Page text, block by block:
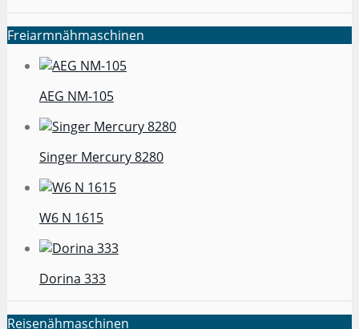
Freiarmnähmaschinen
AEG NM-105
Singer Mercury 8280
W6 N 1615
Dorina 333
Reisenähmaschinen